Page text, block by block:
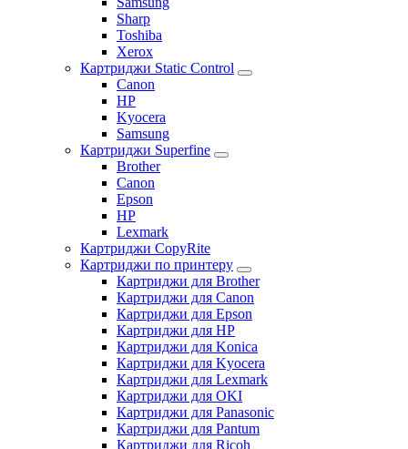
Sharp
Toshiba
Xerox
Картриджи Static Control
Canon
HP
Kyocera
Samsung
Картриджи Superfine
Brother
Canon
Epson
HP
Lexmark
Картриджи CopyRite
Картриджи по принтеру
Картриджи для Brother
Картриджи для Canon
Картриджи для Epson
Картриджи для HP
Картриджи для Konica
Картриджи для Kyocera
Картриджи для Lexmark
Картриджи для OKI
Картриджи для Panasonic
Картриджи для Pantum
Картриджи для Ricoh